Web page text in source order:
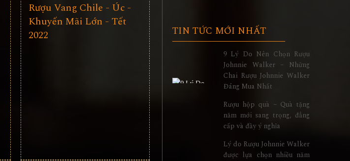
Rượu Vang Chile - Úc -
Khuyến Mãi Lớn - Tết
2022
TIN TỨC MỚI NHẤT
9 Lý Do Nên Chọn Rượu
Johnnie Walker – Những
Chai Rượu Johnnie Walker
Đáng Mua Nhất
Rượu hộp quà – Quà tặng
năm mới sang trọng, đẳng
cấp và đầy ý nghĩa
Lý do Rượu Johnnie Walker
được lựa chọn nhiều năm